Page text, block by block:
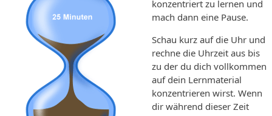
konzentriert zu lernen und
mach dann eine Pause.
Schau kurz auf die Uhr und
rechne die Uhrzeit aus bis
zu der du dich vollkommen
auf dein Lernmaterial
konzentrieren wirst. Wenn
dir während dieser Zeit